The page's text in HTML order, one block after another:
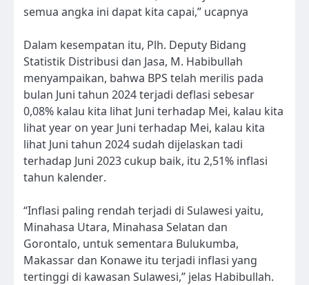
semua angka ini dapat kita capai,” ucapnya
Dalam kesempatan itu, Plh. Deputy Bidang
Statistik Distribusi dan Jasa, M. Habibullah
menyampaikan, bahwa BPS telah merilis pada
bulan Juni tahun 2024 terjadi deflasi sebesar
0,08% kalau kita lihat Juni terhadap Mei, kalau kita
lihat year on year Juni terhadap Mei, kalau kita
lihat Juni tahun 2024 sudah dijelaskan tadi
terhadap Juni 2023 cukup baik, itu 2,51% inflasi
tahun kalender.
“Inflasi paling rendah terjadi di Sulawesi yaitu,
Minahasa Utara, Minahasa Selatan dan
Gorontalo, untuk sementara Bulukumba,
Makassar dan Konawe itu terjadi inflasi yang
tertinggi di kawasan Sulawesi,” jelas Habibullah.